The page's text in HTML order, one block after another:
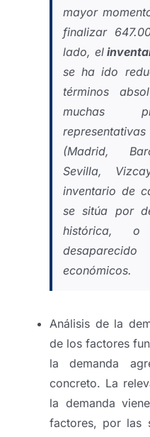
mayor
finalizar
lado, el
se ha ido
términos
muchas
(Madrid,
Sevilla,
inventario de
se sitúa por
histórica,
económicos.
Análisis de la
de los factores
la demanda
concreto. La
la demanda
factores, por las